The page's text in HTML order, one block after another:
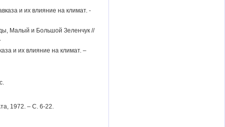
и их влияние на климат. -
Малый и Большой Зеленчук //
и их влияние на климат. –
1972. – С. 6-22.